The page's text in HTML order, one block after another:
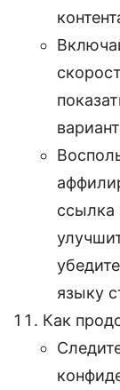
ссылка
языку
Как